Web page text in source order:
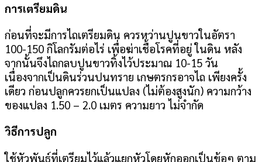
การเตรียมดิน
ก่อนที่จะมีการไถเตรียมดิน ควรหว่านปูนขาวในอัตรา
100-150 กิโลกรัมต่อไร่ เพื่อฆ่าเชื้อโรคที่อยู่ ในดิน หลัง
จากนั้นจึงไถกลบปูนขาวทิ้งไว้ประมาณ 10-15 วัน
เนื่องจากเป็นดินร่วนปนทราย เกษตรกรอาจไถ เพียงครั้ง
เดียว ก่อนปลูกควรยกเป็นแปลง (ไม่ต้องสูงนัก) ความกว้าง
ของแปลง 1.50 – 2.0 เมตร ความยาว ไม่จำกัด
วิธีการปลูก
ใช้หัวพันธุ์ที่เตรียมไว้แล้วแยกหัวโดยหักออกเป็นข้อๆ ตาม